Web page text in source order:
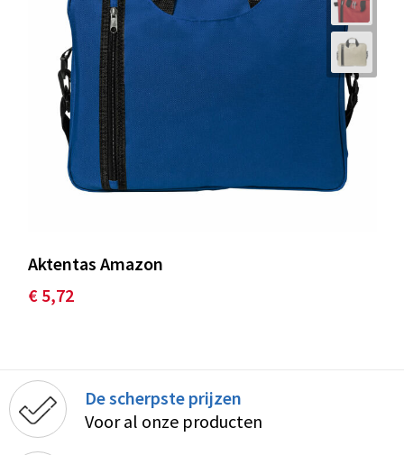
Aktentas Amazon
€ 5,72
De scherpste prijzen
Voor al onze producten